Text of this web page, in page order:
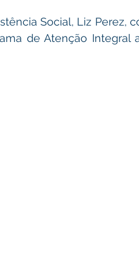
Social, Liz Perez,
de Atenção Integral a